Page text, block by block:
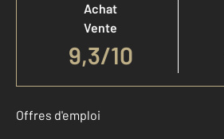
Achat
Vente
9,3/10
Offres d'emploi